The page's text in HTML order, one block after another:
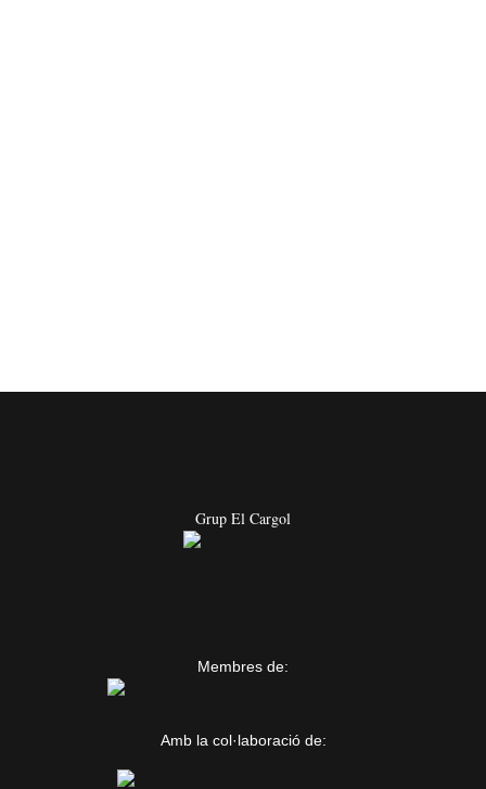
Grup El Cargol
Membres de:
Amb la col·laboració de: